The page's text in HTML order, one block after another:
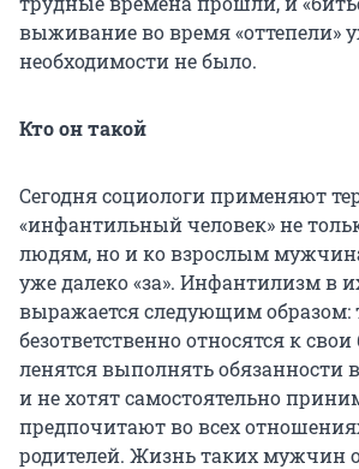
выживание во время «оттепели»
необходимости не было.
Кто он такой
Сегодня социологи применяют
«инфантильный человек» не
людям, но и ко взрослым
уже далеко «за». Инфантилизм в
выражается следующим образом:
безответственно относятся к
ленятся выполнять обязанности
и не хотят самостоятельно
предпочитают во всех
родителей. Жизнь таких мужчин